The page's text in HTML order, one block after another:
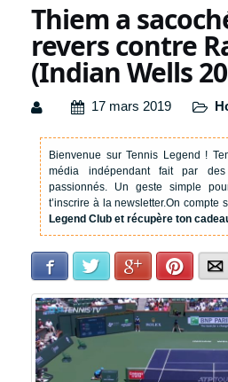
Thiem a
revers contre
(Indian Wells
17 mars 2019
Bienvenue sur Tennis Legend !
média indépendant fait par
passionnés. Un geste simple
t’inscrire à la newsletter.On compte
Legend Club et récupère ton
Facebook Twitter Google+Pinterest